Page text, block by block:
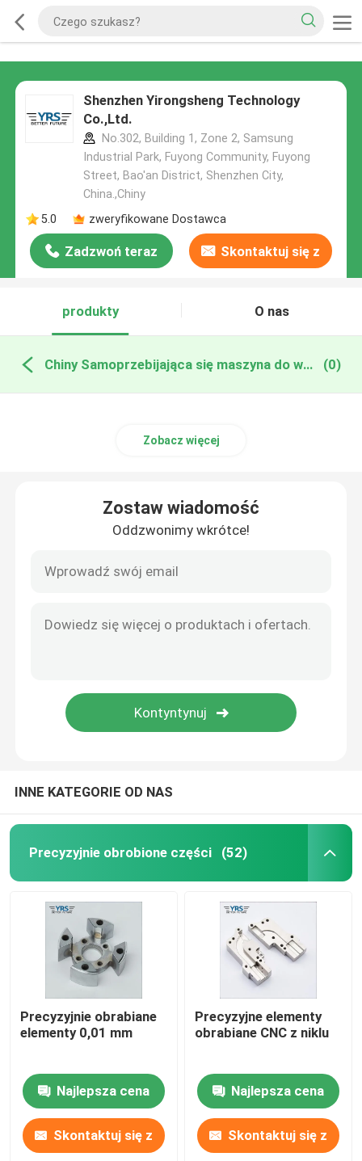
Shenzhen Yirongsheng Technology
Co.,Ltd.
No.302, Building 1, Zone 2, Samsung
Industrial Park, Fuyong Community, Fuyong
Street, Bao'an District, Shenzhen City,
China.,Chiny
5.0
zweryfikowane Dostawca
Zadzwoń teraz Skontaktuj się z
produkty
O nas
Chiny Samoprzebijająca się maszyna do wyprasowania (0)
Zobacz więcej
Zostaw wiadomość
Oddzwonimy wkrótce!
INNE KATEGORIE OD NAS
Precyzyjnie obrobione części (52)
Precyzyjnie obrabiane
elementy 0,01 mm
Najlepsza cena
Skontaktuj się z
Precyzyjne elementy
obrabiane CNC z niklu
Najlepsza cena
Skontaktuj się z